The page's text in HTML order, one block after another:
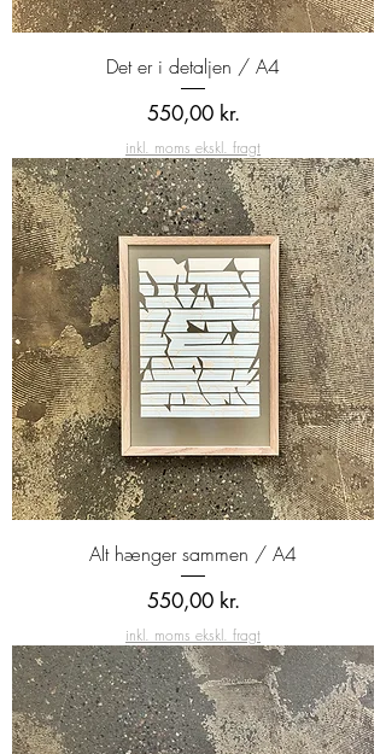
Det er i detaljen / A4
Pris
550,00 kr.
inkl. moms ekskl. fragt
Alt hænger sammen / A4
Pris
550,00 kr.
inkl. moms ekskl. fragt